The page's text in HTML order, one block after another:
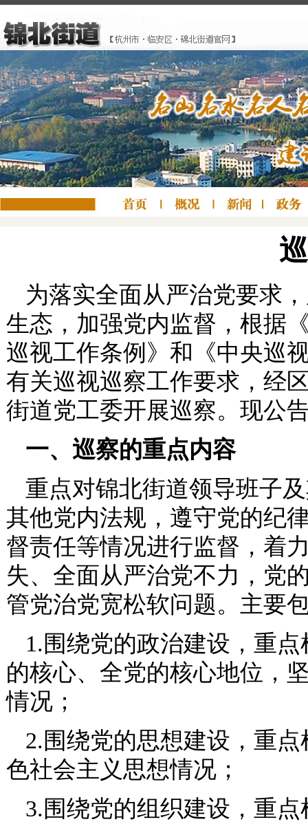
为落实全面从严治党要求
生态，加强党内监督，根据
巡视工作条例》和《中央巡
有关巡视巡察工作要求，经
街道党工委开展巡察。现公
一、巡察的重点内容
重点对锦北街道领导班子
其他党内法规，遵守党的纪
督责任等情况进行监督，着
失、全面从严治党不力，党
管党治党宽松软问题。主要
1.围绕党的政治建设，重
的核心、全党的核心地位，
情况；
2.围绕党的思想建设，重
色社会主义思想情况；
3.围绕党的组织建设，重